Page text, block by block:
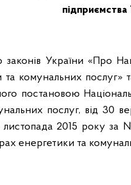
законів України «Про
комунальних послуг»
постановою
послуг, від 30
листопада 2015 року
енергетики та